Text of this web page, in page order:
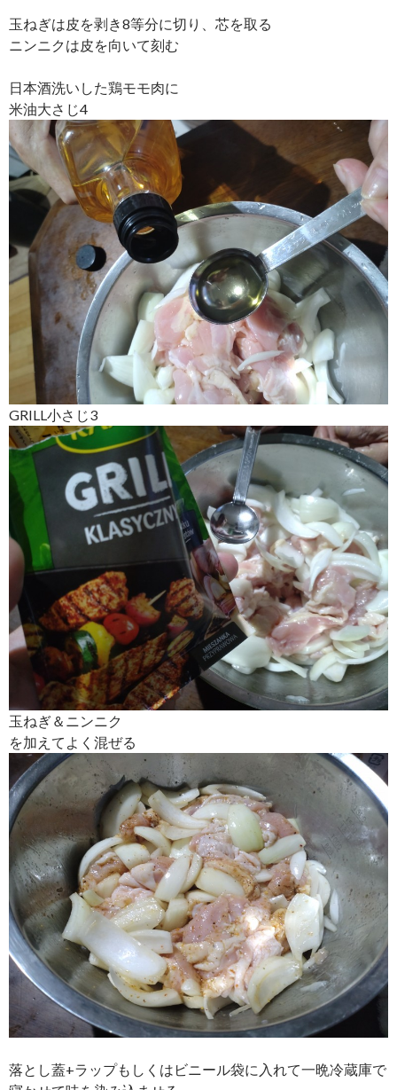
玉ねぎは皮を剥き8等分に切り、芯を取る
ニンニクは皮を向いて刻む
日本酒洗いした鶏モモ肉に
米油大さじ4
GRILL小さじ3
玉ねぎ＆ニンニク
を加えてよく混ぜる
落とし蓋+ラップもしくはビニール袋に入れて一晩冷蔵庫で